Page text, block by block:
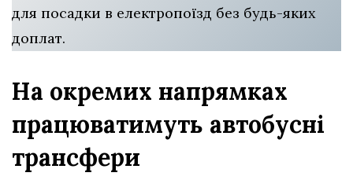
для посадки в електропоїзд без будь-яких
доплат.
На окремих напрямках
працюватимуть автобусні
трансфери